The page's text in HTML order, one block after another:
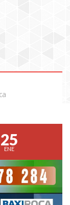
25
ENE